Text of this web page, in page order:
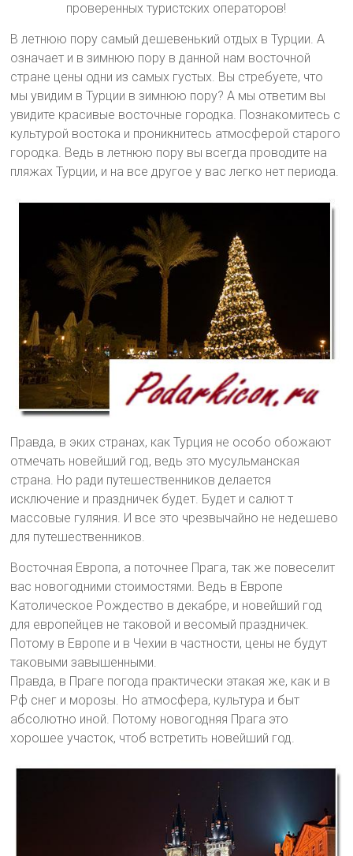
проверенных туристских операторов!
В летнюю пору самый дешевенький отдых в Турции. А
означает и в зимнюю пору в данной нам восточной
стране цены одни из самых густых. Вы стребуете, что
мы увидим в Турции в зимнюю пору? А мы ответим вы
увидите красивые восточные городка. Познакомитесь с
культурой востока и проникнитесь атмосферой старого
городка. Ведь в летнюю пору вы всегда проводите на
пляжах Турции, и на все другое у вас легко нет периода.
Правда, в эких странах, как Турция не особо обожают
отмечать новейший год, ведь это мусульманская
страна. Но ради путешественников делается
исключение и праздничек будет. Будет и салют т
массовые гуляния. И все это чрезвычайно не недешево
для путешественников.
Восточная Европа, а поточнее Прага, так же повеселит
вас новогодними стоимостями. Ведь в Европе
Католическое Рождество в декабре, и новейший год
для европейцев не таковой и весомый праздничек.
Потому в Европе и в Чехии в частности, цены не будут
таковыми завышенными.
Правда, в Праге погода практически этакая же, как и в
Рф снег и морозы. Но атмосфера, культура и быт
абсолютно иной. Потому новогодняя Прага это
хорошее участок, чтоб встретить новейший год.